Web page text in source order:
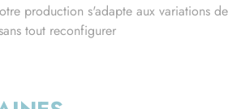
production s'adapte aux variations de
tout reconfigurer